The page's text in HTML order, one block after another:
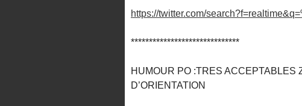
https://twitter.com/
******************************
HUMOUR PO :TRES ACCEPTABLES
D’ORIENTATION